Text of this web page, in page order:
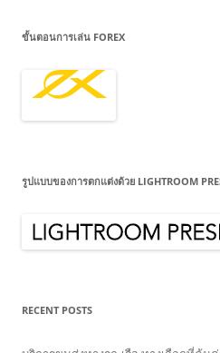
ขั้นตอนการเล่น FOREX
รูปแบบของการตกแต่งด้วย LIGHTROOM
RECENT POSTS